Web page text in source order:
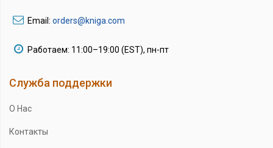
Email: orders@kniga.com
Работаем: 11:00–19:00 (EST), пн-пт
Служба поддержки
О Нас
Контакты